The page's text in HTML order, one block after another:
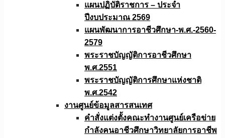
แผนปฏิบัติราชการ – ประจำ
ปีงบประมาณ 2569
แผนพัฒนาการอาชีวศึกษา-พ.ศ.-2560-
2579
พระราชบัญญัติการอาชีวศึกษา
พ.ศ.2551
พระราชบัญญัติการศึกษาแห่งชาติ
พ.ศ.2542
งานศูนย์ข้อมูลสารสนเทศ
คำสั่งแต่งตั้งคณะทำงานศูนย์เครือข่าย
กำลังคนอาชีวศึกษาวิทยาลัยการอาชีพ